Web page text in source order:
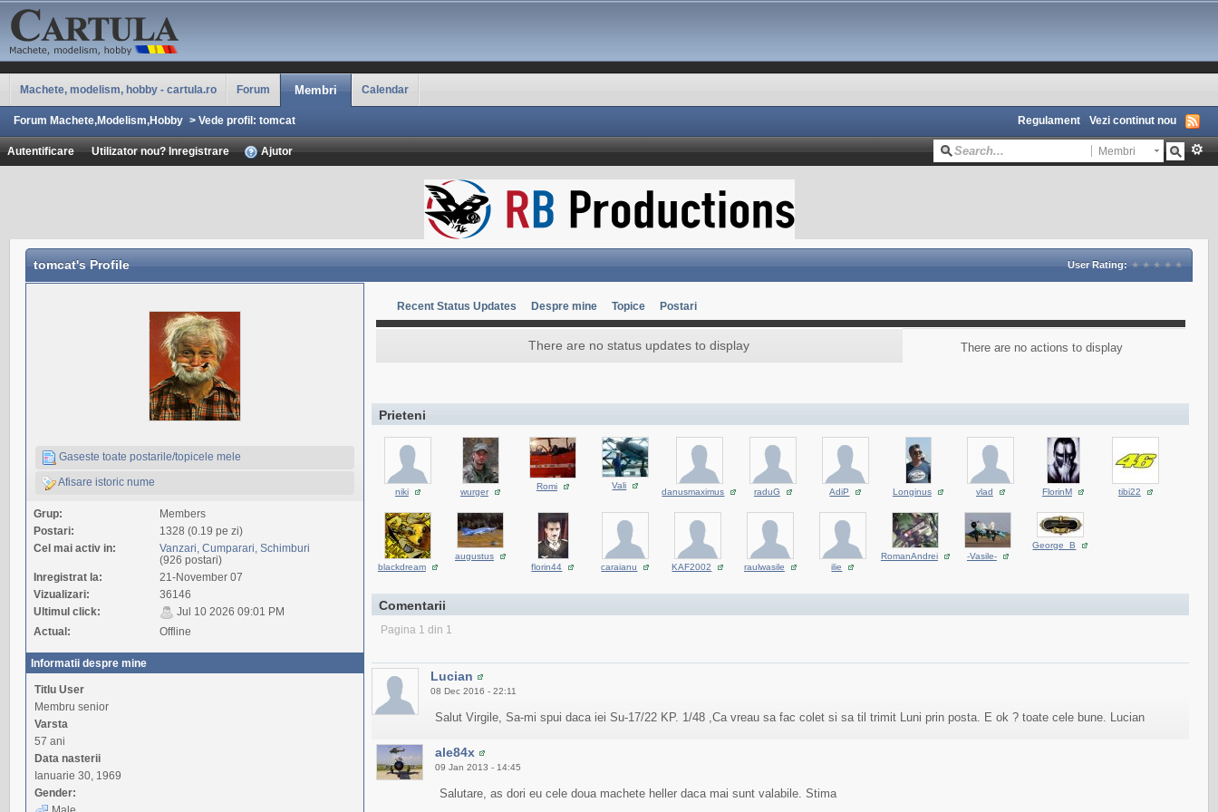
Machete, modelism, hobby - cartula.ro Forum Membri Calendar
Forum Machete,Modelism,Hobby > Vede profil: tomcat Regulament Vezi continut nou
Autentificare Utilizator nou? Inregistrare Ajutor Membri
tomcat's Profile User Rating:
Gaseste toate postarile/topicele mele
Afisare istoric nume
Grup:
Members
Postari:
1328 (0.19 pe zi)
Cel mai activ in:
Vanzari, Cumparari, Schimburi
(926 postari)
Inregistrat la:
21-November 07
Vizualizari:
36146
Ultimul click:
Jul 10 2026 09:01 PM
Actual:
Offline
Informatii despre mine
Titlu User
Membru senior
Varsta
57 ani
Data nasterii
Ianuarie 30, 1969
Gender:
Recent Status Updates Despre mine Topice Postari
There are no status updates to display There are no actions to display
Prieteni
niki wurger
Romi Vali
danusmaximus raduG AdiP Longinus vlad FlorinM tibi22
blackdream
augustus
florin44
caraianu KAF2002 raulwasile ilie
RomanAndrei -Vasile-
George_B
Comentarii
Pagina 1 din 1
Lucian
08 Dec 2016 - 22:11
Salut Virgile, Sa-mi spui daca iei Su-17/22 KP. 1/48 ,Ca vreau sa fac colet si sa til trimit Luni prin posta. E ok ? toate cele bune. Lucian
ale84x
09 Jan 2013 - 14:45
Salutare, as dori eu cele doua machete heller daca mai sunt valabile. Stima